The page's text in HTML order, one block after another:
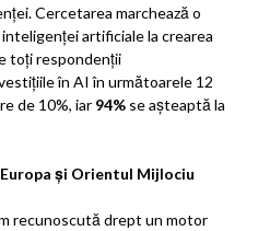
Cercetarea marchează o
artificiale la crearea
toți respondenții
în AI în următoarele 12
de 10%, iar 94% se așteaptă la
și Orientul Mijlociu
recunoscută drept un motor